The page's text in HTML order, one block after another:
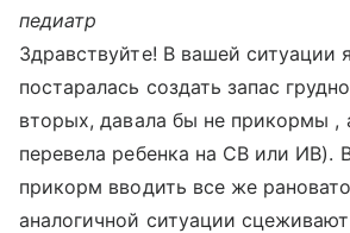
педиатр
Здравствуйте! В вашей ситуации
постаралась создать запас
вторых, давала бы не прикормы ,
перевела ребенка на СВ или ИВ).
прикорм вводить все же
аналогичной ситуации